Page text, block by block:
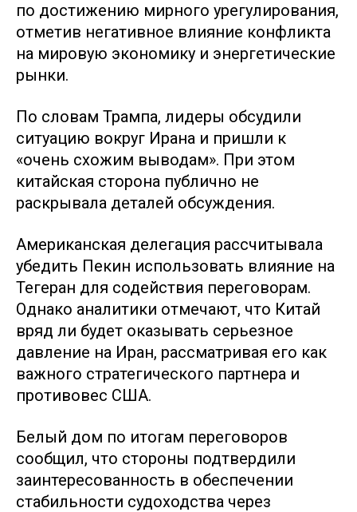
по достижению мирного урегулирования,
отметив негативное влияние конфликта
на мировую экономику и энергетические
рынки.
По словам Трампа, лидеры обсудили
ситуацию вокруг Ирана и пришли к
«очень схожим выводам». При этом
китайская сторона публично не
раскрывала деталей обсуждения.
Американская делегация рассчитывала
убедить Пекин использовать влияние на
Тегеран для содействия переговорам.
Однако аналитики отмечают, что Китай
вряд ли будет оказывать серьезное
давление на Иран, рассматривая его как
важного стратегического партнера и
противовес США.
Белый дом по итогам переговоров
сообщил, что стороны подтвердили
заинтересованность в обеспечении
стабильности судоходства через